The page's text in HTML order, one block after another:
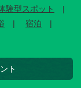
験型スポット
宿泊
ト